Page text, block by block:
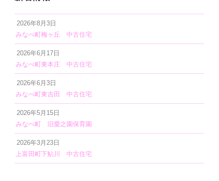
2026年8月3日
みなべ町梅ヶ丘 中古住宅
2026年6月17日
みなべ町東本庄 中古住宅
2026年6月3日
みなべ町東吉田 中古住宅
2026年5月15日
みなべ町 旧愛之園保育園
2026年3月23日
上富田町下鮎川 中古住宅